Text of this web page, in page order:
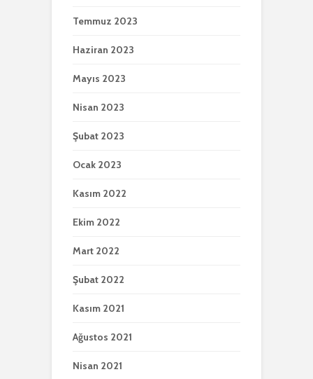
Temmuz 2023
Haziran 2023
Mayıs 2023
Nisan 2023
Şubat 2023
Ocak 2023
Kasım 2022
Ekim 2022
Mart 2022
Şubat 2022
Kasım 2021
Ağustos 2021
Nisan 2021